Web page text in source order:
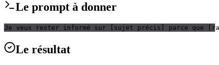
Le prompt à donner
Je veux rester informé sur [sujet précis] parce que
Le résultat